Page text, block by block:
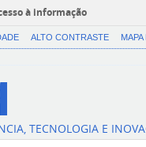
à informação
ALTO CONTRASTE
TECNOLOGIA E